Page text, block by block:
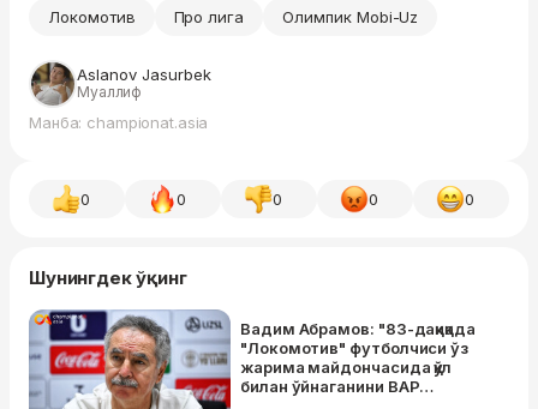
Локомотив Про лига Олимпик Mobi-Uz
Aslanov Jasurbek
Муаллиф
Манба: championat.asia
0 0 0 0 0
Шунингдек ўқинг
Вадим Абрамов: "83-дақиқада
"Локомотив" футболчиси ўз
жарима майдончасида қўл
билан ўйнаганини ВАР